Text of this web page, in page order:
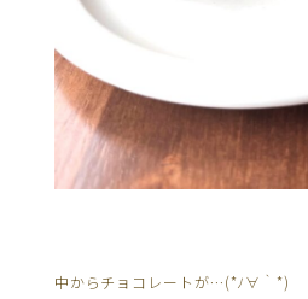
中からチョコレートが…(*ﾉ∀｀*)